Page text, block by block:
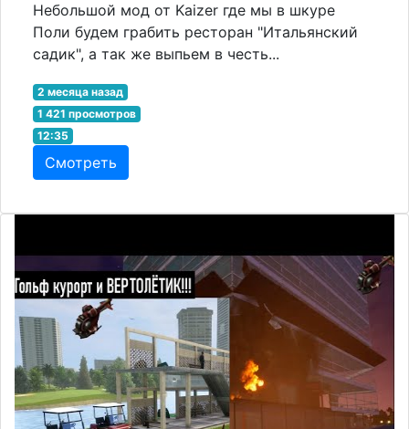
Небольшой мод от Kaizer где мы в шкуре
Поли будем грабить ресторан "Итальянский
садик", а так же выпьем в честь...
2 месяца назад
1 421 просмотров
12:35
Смотреть